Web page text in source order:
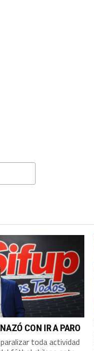
CON IR A PARO
toda actividad